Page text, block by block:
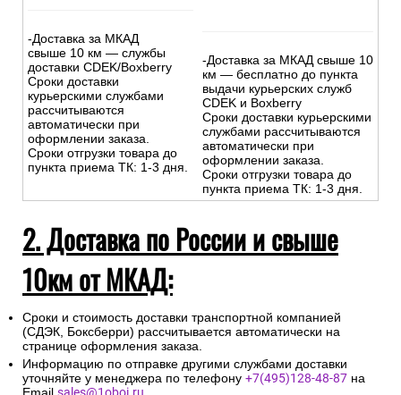
-Доставка за МКАД
свыше 10 км — службы
доставки CDEK/Boxberry
Сроки доставки
курьерскими службами
рассчитываются
автоматически при
оформлении заказа.
Сроки отгрузки товара до
пункта приема ТК: 1-3 дня.
-Доставка за МКАД свыше 10
км — бесплатно до пункта
выдачи курьерских служб
CDEK и Boxberry
Сроки доставки курьерскими
службами рассчитываются
автоматически при
оформлении заказа.
Сроки отгрузки товара до
пункта приема ТК: 1-3 дня.
2. Доставка по России и свыше
10км от МКАД:
Сроки и стоимость доставки транспортной компанией
(СДЭК, Боксберри) рассчитывается автоматически на
странице оформления заказа.
Информацию по отправке другими службами доставки
уточняйте у менеджера по телефону +7(495)128-48-87 на